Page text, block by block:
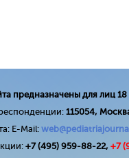
предназначены для лиц 18
115054,
E-Mail:
+7 (495) 959-88-22, +7 (